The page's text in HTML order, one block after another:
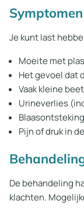
Je kunt last
Moeitemet
Het gevoel dat
Vaak kleine
Urineverlies
Pijn of druk in
De behandeling
klachten.